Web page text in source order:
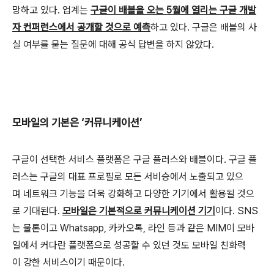
망하고 있다. 업계는 구글이 배블을 오는 5월에 열리는 구글 개발
자 컨퍼런스에서 공개할 것으로 예측하고 있다. 구글은 배블의 사
실 여부를 묻는 질문에 대해 공식 답변을 하지 않았다.
모바일의 기본은 ‘커뮤니케이션’
구글이 선택한 서비스 플랫폼은 구글 플러스와 배블이다. 구글 플
러스는 구글의 대표 프로필로 모든 서비승에서 노출되고 있으
며 네트워크 기능을 더욱 강화하고 다양한 기기에서 활용될 것으
로 기대된다. 모바일은 기본적으로 커뮤니케이션 기기 이다. SNS
는 물론이고 Whatsapp, 카카오톡, 라인 등과 같은 MIM이 모바
일에서 커다란 플랫폼으로 성공할 수 있던 것도 모바일 친화력
이 강한 서비스이기 때문이다.